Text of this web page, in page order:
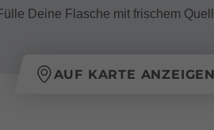
Deine Flasche mit frischem
AUF KARTE ANZEIGEN